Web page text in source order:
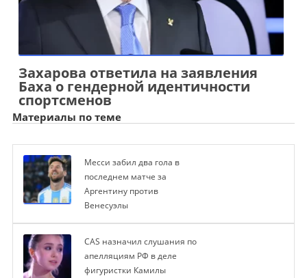
Захарова ответила на заявления
Баха о гендерной идентичности
спортсменов
Материалы по теме
Месси забил два гола в
последнем матче за
Аргентину против
Венесуэлы
CAS назначил слушания по
апелляциям РФ в деле
фигуристки Камилы